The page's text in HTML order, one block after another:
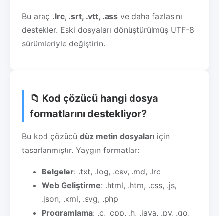
Bu araç .lrc, .srt, .vtt, .ass ve daha fazlasını
destekler. Eski dosyaları dönüştürülmüş UTF-8
sürümleriyle değiştirin.
📁 Kod çözücü hangi dosya
formatlarını destekliyor?
Bu kod çözücü düz metin dosyaları için
tasarlanmıştır. Yaygın formatlar:
Belgeler: .txt, .log, .csv, .md, .lrc
Web Geliştirme: .html, .htm, .css, .js,
.json, .xml, .svg, .php
Programlama: .c, .cpp, .h, .java, .py, .go,